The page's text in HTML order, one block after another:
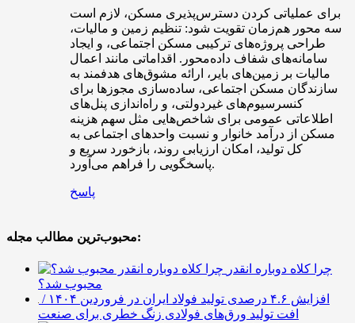
برای عملیاتی کردن دسترس‌پذیری مسکن، لازم است
سه محور هم‌زمان تقویت شود: تنظیم زمین و مالیات،
طراحی پروژه‌های ترکیبی مسکن اجتماعی، و ایجاد
سامانه‌های شفاف داده‌محور. اقداماتی مانند اعمال
مالیات بر زمین‌های بایر، ارائه مشوق‌های هدفمند به
سازندگان مسکن اجتماعی، ساده‌سازی مجوزها برای
کنسرسیوم‌های غیردولتی، و راه‌اندازی پنل‌های
اطلاعاتی عمومی برای شاخص‌هایی مثل سهم هزینه
مسکن از درآمد خانوار و نسبت واحدهای اجتماعی به
کل تولید، امکان ارزیابی روند، بازخورد سریع و
پاسخگویی را فراهم می‌آورد.
پاسخ
محبوب‌ترین مطالب مجله:
چرا کلاه دوباره انقدر
محبوب شد؟
افزایش ۴.۶ درصدی تولید فولاد ایران در فروردین ۱۴۰۴ /
افت تولید ورق‌های فولادی زنگ خطری برای صنعت